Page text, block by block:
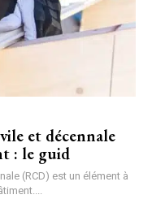
et décennale
: le guid
(RCD) est un élément à